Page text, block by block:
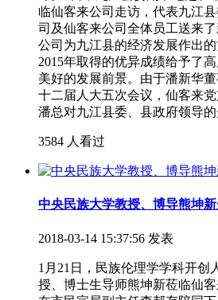
临仙客来公司走访，代表九江
司及仙客来公司全体员工送来
公司为九江县的经济发展作出
2015年取得的优异成绩给予了
美好的发展前景。由于潘新华
十二届人大五次会议，仙客来
潘总对九江县委、县政府领导
3584 人看过
中央民族大学教授、博导熊坤
2018-03-14 15:37:56 发表
1月21日，民族伦理学学科开创
授、博士生导师熊坤新莅临仙客